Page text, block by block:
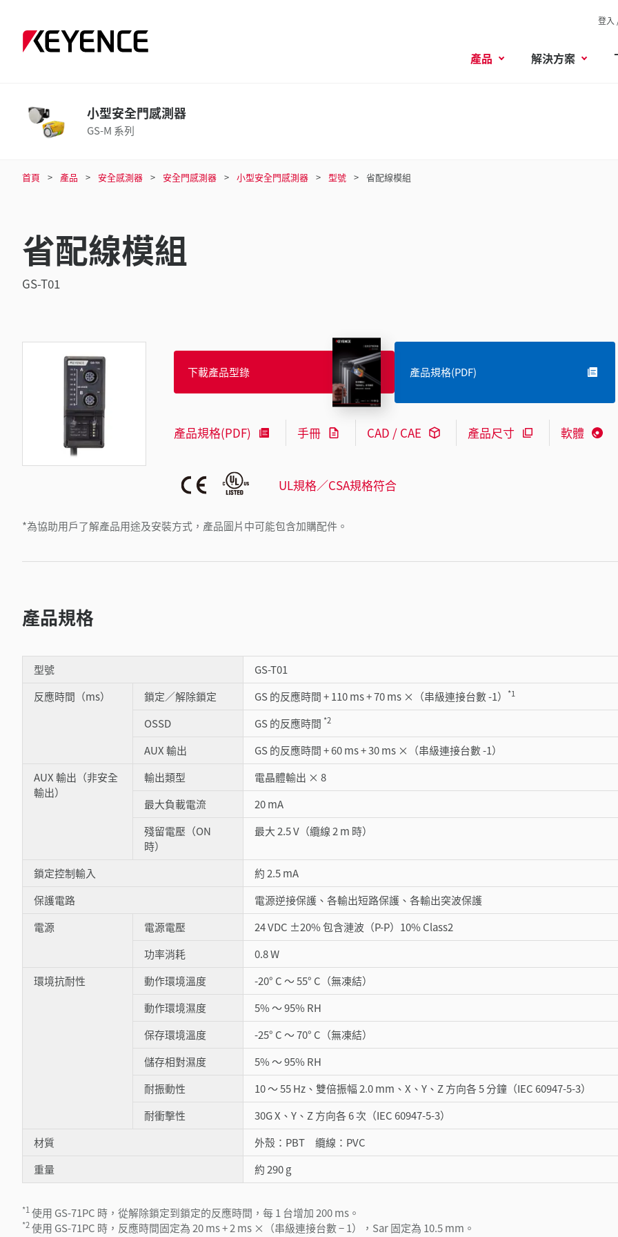
登入
產品 解決方案
小型安全門感測器
GS-M 系列
首頁 產品 安全感測器 安全門感測器 小型安全門感測器 型號 省配線模組
省配線模組
GS-T01
*為協助用戶了解產品用途及安裝方式，產品圖片中可能包含加購配件。
下載產品型錄 產品規格(PDF)
產品規格(PDF) 手冊 CAD / CAE 產品尺寸 軟體
UL規格／CSA規格符合
產品規格
型號
GS-T01
反應時間（ms）
鎖定／解除鎖定 GS 的反應時間 + 110 ms + 70 ms ×（串級連接台數 -1） *1
OSSD GS 的反應時間 *2
AUX 輸出
GS 的反應時間 + 60 ms + 30 ms ×（串級連接台數 -1）
AUX 輸出（非安全
輸出）
輸出類型
電晶體輸出 × 8
最大負載電流
20 mA
殘留電壓（ON
時）
最大 2.5 V（纜線 2 m 時）
鎖定控制輸入
約 2.5 mA
保護電路
電源逆接保護、各輸出短路保護、各輸出突波保護
電源
電源電壓
24 VDC ±20% 包含漣波（P-P）10% Class2
功率消耗
0.8 W
環境抗耐性
動作環境溫度
-20° C ～ 55° C（無凍結）
動作環境濕度
5% ～ 95% RH
保存環境溫度
-25° C ～ 70° C（無凍結）
儲存相對濕度
5% ～ 95% RH
耐振動性
10 ～ 55 Hz、雙倍振幅 2.0 mm、X、Y、Z 方向各 5 分鐘（IEC 60947-5-3）
耐衝擊性
30G X、Y、Z 方向各 6 次（IEC 60947-5-3）
材質
外殼：PBT 纜線：PVC
重量
約 290 g
*1 使用 GS-71PC 時，從解除鎖定到鎖定的反應時間，每 1 台增加 200 ms。
*2使用 GS-71PC 時，反應時間固定為 20 ms + 2 ms ×（串級連接台數 − 1），Sar 固定為 10.5 mm。